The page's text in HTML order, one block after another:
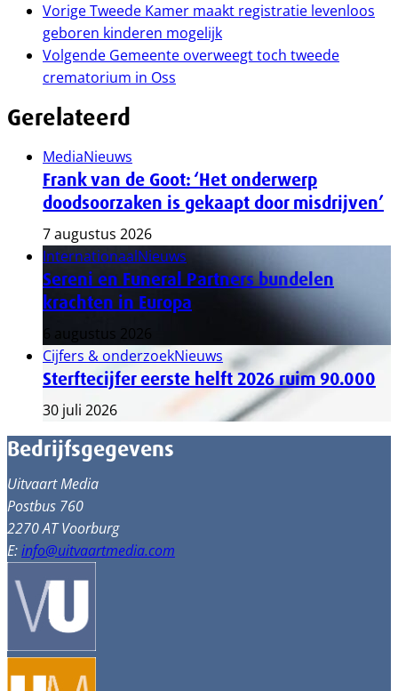
VorigeTweede Kamer maakt registratie levenloos
geboren kinderen mogelijk
Volgende Gemeente overweegt toch tweede
crematorium in Oss
Gerelateerd
MediaNieuws
Frank van de Goot: ‘Het onderwerp
doodsoorzaken is gekaapt door misdrijven’
7 augustus 2026
InternationaalNieuws
Sereni en Funeral Partners bundelen
krachten in Europa
6 augustus 2026
Cijfers & onderzoekNieuws
Sterftecijfer eerste helft 2026 ruim 90.000
30 juli 2026
Bedrijfsgegevens
Uitvaart Media
Postbus 760
2270 AT Voorburg
E:info@uitvaartmedia.com